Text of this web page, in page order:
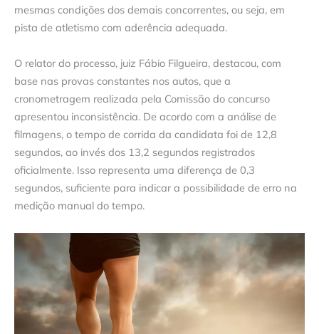
mesmas condições dos demais concorrentes, ou seja, em
pista de atletismo com aderência adequada.
O relator do processo, juiz Fábio Filgueira, destacou, com
base nas provas constantes nos autos, que a
cronometragem realizada pela Comissão do concurso
apresentou inconsistência. De acordo com a análise de
filmagens, o tempo de corrida da candidata foi de 12,8
segundos, ao invés dos 13,2 segundos registrados
oficialmente. Isso representa uma diferença de 0,3
segundos, suficiente para indicar a possibilidade de erro na
medição manual do tempo.